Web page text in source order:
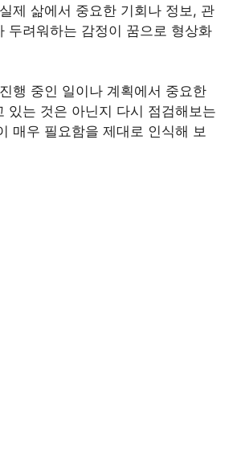
제 삶에서 중요한 기회나 정보, 관
두려워하는 감정이 꿈으로 형상화
행 중인 일이나 계획에서 중요한
있는 것은 아닌지 다시 점검해보는
매우 필요함을 제대로 인식해 보